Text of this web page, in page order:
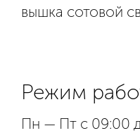
вышка сотовой
Режим
Пн — Пт с 09:00